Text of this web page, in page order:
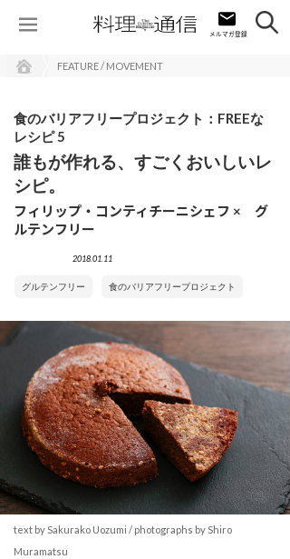
FEATURE / MOVEMENT
食のバリアフリープロジェクト：FREEな
レシピ 5
誰もが作れる、すごくおいしいレ
シピ。
フィリップ・コンティチーニシェフ × グ
ルテンフリー
2018.01.11
グルテンフリー 食のバリアフリープロジェクト
text by Sakurako Uozumi / photographs by Shiro
Muramatsu